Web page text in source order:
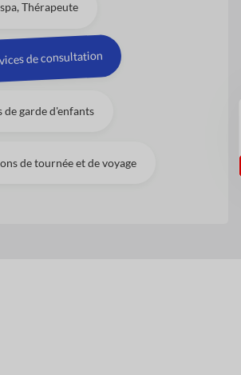
Thérapeute
de consultation
de garde d'enfants
de tournée et de voyage